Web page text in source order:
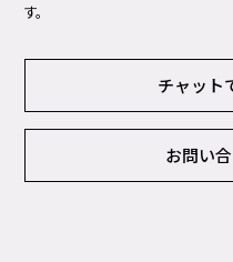
す。
チャット
お問い